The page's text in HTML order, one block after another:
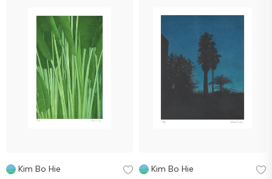
Kim Bo Hie Kim Bo Hie